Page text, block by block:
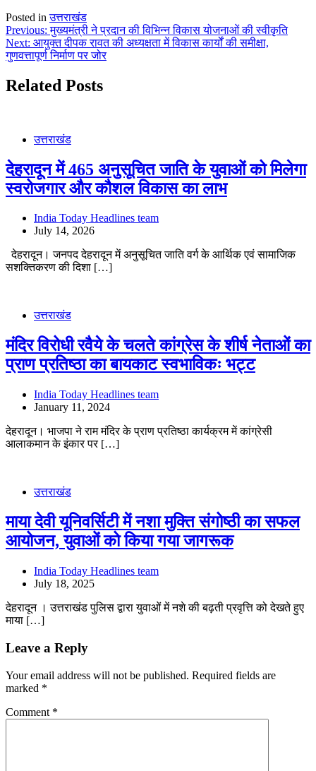
Posted inउत्तराखंड
Post
navigation
Previous: मुख्यमंत्री ने प्रदान की विभिन्न विकास योजनाओं की स्वीकृति
Next: आयुक्त दीपक रावत की अध्यक्षता में विकास कार्यों की समीक्षा,
गुणवत्तापूर्ण निर्माण पर जोर
Related Posts
उत्तराखंड
देहरादून में 465 अनुसूचित जाति के युवाओं को मिलेगा
स्वरोजगार और कौशल विकास का लाभ
India Today Headlines team
July 14, 2026
देहरादून। जनपद देहरादून में अनुसूचित जाति वर्ग के आर्थिक एवं सामाजिक
सशक्तिकरण की दिशा […]
उत्तराखंड
मंदिर विरोधी रवैये के चलते कांग्रेस के शीर्ष नेताओं का
प्राण प्रतिष्ठा का बायकाट स्वभाविकः भट्ट
India Today Headlines team
January 11, 2024
देहरादून। भाजपा ने राम मंदिर के प्राण प्रतिष्ठा कार्यक्रम में कांग्रेसी
आलाकमान के इंकार पर […]
उत्तराखंड
माया देवी यूनिवर्सिटी में नशा मुक्ति संगोष्ठी का सफल
आयोजन, युवाओं को किया गया जागरूक
India Today Headlines team
July 18, 2025
देहरादून । उत्तराखंड पुलिस द्वारा युवाओं में नशे की बढ़ती प्रवृत्ति को देखते हुए
माया […]
Leave a Reply
Your email address will not be published. Required fields are
marked *
Comment *